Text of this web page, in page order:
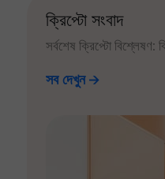
ক্রিপ্টো সংবাদ
সর্বশেষ ক্রিপ্টো বিশ্লেষণ:
সব দেখুন